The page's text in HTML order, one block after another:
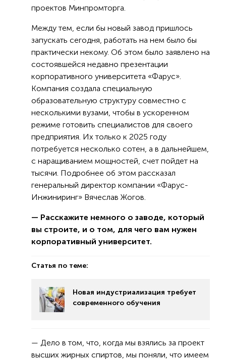
проектов Минпромторга.
Между тем, если бы новый завод пришлось
запускать сегодня, работать на нем было бы
практически некому. Об этом было заявлено на
состоявшейся недавно презентации
корпоративного университета «Фарус».
Компания создала специальную
образовательную структуру совместно с
несколькими вузами, чтобы в ускоренном
режиме готовить специалистов для своего
предприятия. Их только к 2025 году
потребуется несколько сотен, а в дальнейшем,
с наращиванием мощностей, счет пойдет на
тысячи. Подробнее об этом рассказал
генеральный директор компании «Фарус-
Инжиниринг» Вячеслав Жогов.
— Расскажите немного о заводе, который
вы строите, и о том, для чего вам нужен
корпоративный университет.
Статья по теме:
Новая индустриализация требует
современного обучения
— Дело в том, что, когда мы взялись за проект
высших жирных спиртов, мы поняли, что имеем